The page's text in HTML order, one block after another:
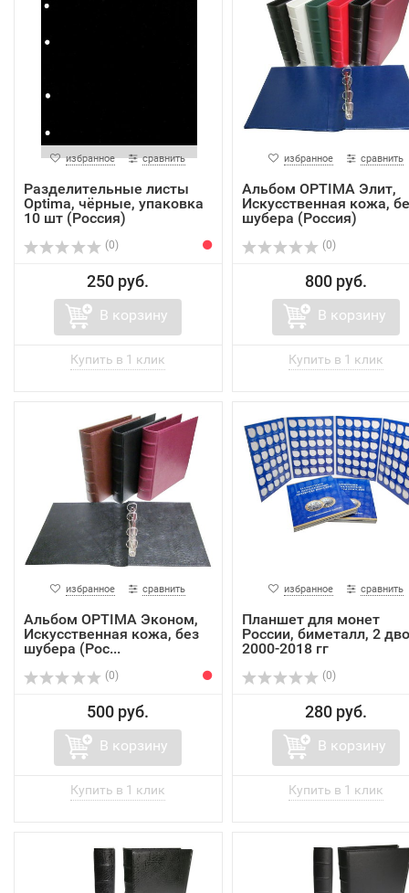
избранное сравнить
Разделительные листы
Optima, чёрные, упаковка
10 шт (Россия)
(0)
250 руб.
В корзину
избранное сравнить
Альбом OPTIMA Элит,
Искусственная кожа,
шубера (Россия)
(0)
800 руб.
В корзину
избранное сравнить
Альбом OPTIMA Эконом,
Искусственная кожа, без
шубера (Рос...
(0)
500 руб.
В корзину
избранное сравнить
Планшет для монет
России, биметалл, 2
2000-2018 гг
(0)
280 руб.
В корзину